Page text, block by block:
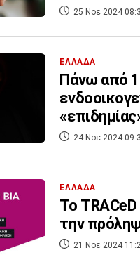
25 Νοε 2024
ΕΛΛΑΔΑ
Πάνω από
24 Νοε 2024
ΕΛΛΑΔΑ
Το
την
21 Νοε 2024